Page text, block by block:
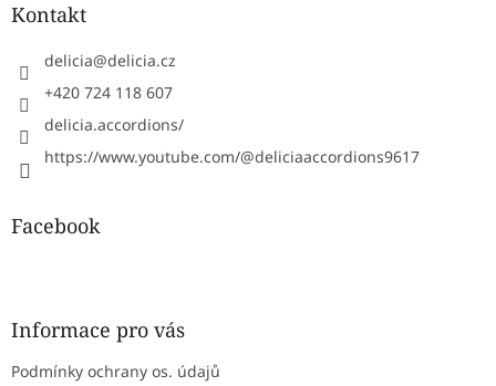
Kontakt
delicia@delicia.cz
+420 724 118 607
delicia.accordions/
https://www.youtube.com/@deliciaaccordions9617
Facebook
Informace pro vás
Podmínky ochrany os. údajů